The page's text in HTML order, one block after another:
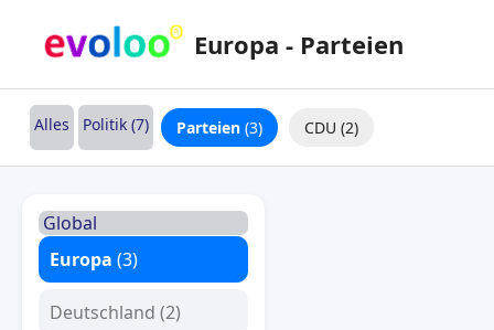
Europa - Parteien
Alles Politik (7) Parteien (3) CDU (2)
Global
Europa (3)
Deutschland (2)